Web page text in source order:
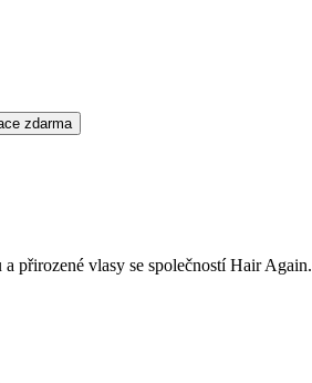
zdarma
přirozené vlasy se společností Hair Again.